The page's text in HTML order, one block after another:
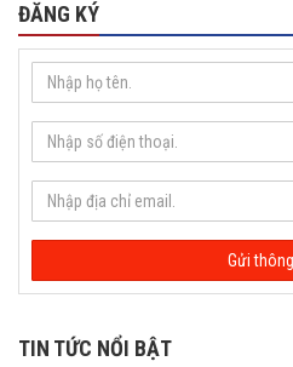
ĐĂNG KÝ
TIN TỨC NỔI BẬT